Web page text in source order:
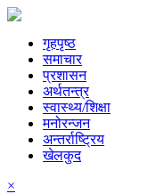
गृहपृष्ठ
समाचार
प्रशासन
अर्थतन्त्र
स्वास्थ्य/शिक्षा
मनोरन्जन
अन्तर्राष्ट्रिय
खेलकुद
×